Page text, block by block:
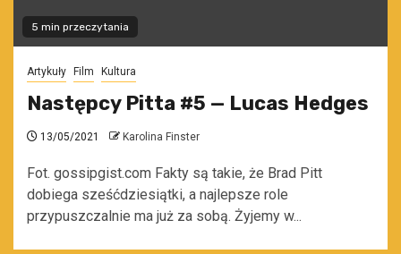
5 min przeczytania
Artykuły Film Kultura
Następcy Pitta #5 — Lucas Hedges
13/05/2021 Karolina Finster
Fot. gossipgist.com Fakty są takie, że Brad Pitt
dobiega sześćdziesiątki, a najlepsze role
przypuszczalnie ma już za sobą. Żyjemy w...